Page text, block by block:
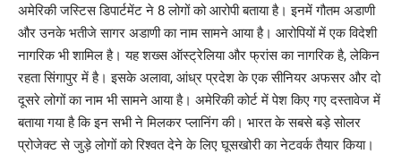
अमेरिकी जस्टिस डिपार्टमेंट ने 8 लोगों को आरोपी बताया है। इनमें गौतम अडाणी
और उनके भतीजे सागर अडाणी का नाम सामने आया है। आरोपियों में एक विदेशी
नागरिक भी शामिल है। यह शख्स ऑस्ट्रेलिया और फ्रांस का नागरिक है, लेकिन
रहता सिंगापुर में है। इसके अलावा, आंध्र प्रदेश के एक सीनियर अफसर और दो
दूसरे लोगों का नाम भी सामने आया है। अमेरिकी कोर्ट में पेश किए गए दस्तावेज में
बताया गया है कि इन सभी ने मिलकर प्लानिंग की। भारत के सबसे बड़े सोलर
प्रोजेक्ट से जुड़े लोगों को रिश्वत देने के लिए घूसखोरी का नेटवर्क तैयार किया।